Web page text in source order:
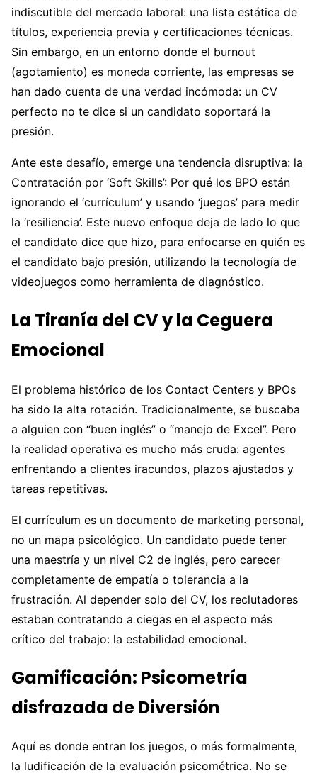
indiscutible del mercado laboral: una lista estática de
títulos, experiencia previa y certificaciones técnicas.
Sin embargo, en un entorno donde el burnout
(agotamiento) es moneda corriente, las empresas se
han dado cuenta de una verdad incómoda: un CV
perfecto no te dice si un candidato soportará la
presión.
Ante este desafío, emerge una tendencia disruptiva: la
Contratación por ‘Soft Skills’: Por qué los BPO están
ignorando el ‘currículum’ y usando ‘juegos’ para medir
la ‘resiliencia’. Este nuevo enfoque deja de lado lo que
el candidato dice que hizo, para enfocarse en quién es
el candidato bajo presión, utilizando la tecnología de
videojuegos como herramienta de diagnóstico.
La Tiranía del CV y la Ceguera
Emocional
El problema histórico de los Contact Centers y BPOs
ha sido la alta rotación. Tradicionalmente, se buscaba
a alguien con “buen inglés” o “manejo de Excel”. Pero
la realidad operativa es mucho más cruda: agentes
enfrentando a clientes iracundos, plazos ajustados y
tareas repetitivas.
El currículum es un documento de marketing personal,
no un mapa psicológico. Un candidato puede tener
una maestría y un nivel C2 de inglés, pero carecer
completamente de empatía o tolerancia a la
frustración. Al depender solo del CV, los reclutadores
estaban contratando a ciegas en el aspecto más
crítico del trabajo: la estabilidad emocional.
Gamificación: Psicometría
disfrazada de Diversión
Aquí es donde entran los juegos, o más formalmente,
la ludificación de la evaluación psicométrica. No se